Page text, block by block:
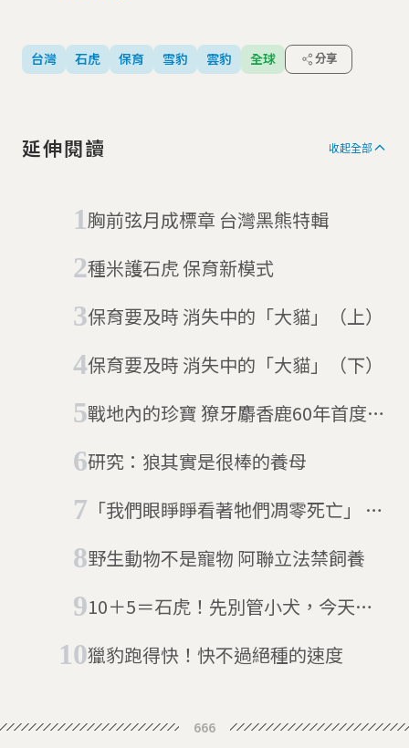
台灣 石虎 保育 雪豹 雲豹 全球 分享
延伸閱讀 收起全部
胸前弦月成標章 台灣黑熊特輯
種米護石虎 保育新模式
保育要及時 消失中的「大貓」（上）
保育要及時 消失中的「大貓」（下）
戰地內的珍寶 獠牙麝香鹿60年首度現
研究：狼其實是很棒的養母
「我們眼睜睜看著牠們凋零死亡」 北
野生動物不是寵物 阿聯立法禁飼養
10＋5＝石虎！先別管小犬，今天是
獵豹跑得快！快不過絕種的速度
666